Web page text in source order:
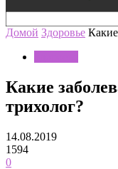
Домой Здоровье
Какие
трихолог?
14.08.2019
1594
0